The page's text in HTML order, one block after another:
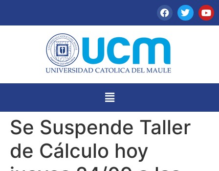
Se Suspende Taller
de Cálculo hoy